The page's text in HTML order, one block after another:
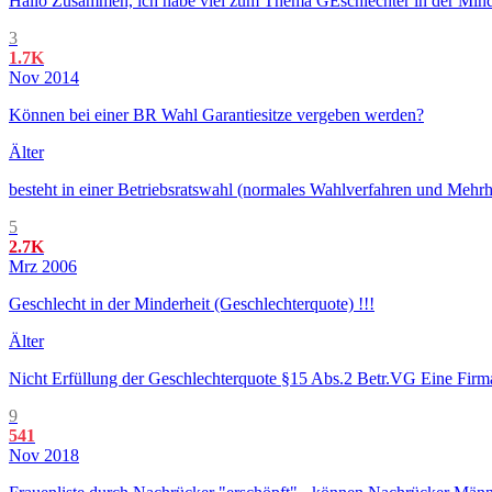
3
1.7K
Nov 2014
Können bei einer BR Wahl Garantiesitze vergeben werden?
Älter
besteht in einer Betriebsratswahl (normales Wahlverfahren und
5
2.7K
Mrz 2006
Geschlecht in der Minderheit (Geschlechterquote) !!!
Älter
Nicht Erfüllung der Geschlechterquote §15 Abs.2 Betr.VG Eine
9
541
Nov 2018